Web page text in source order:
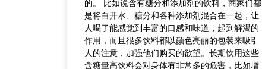
的。 比如说含有糖分和添加剂的饮料，商家们都
是将白开水、糖分和各种添加剂混合在一起，让
人喝了能感觉到丰富的口感和味道，起到解渴的
作用，而且很多饮料都以颜色亮丽的包装来吸引
人的注意，加强他们购买的欲望。长期饮用这些
含糖量高饮料会对身体有非常多的危害，比如增